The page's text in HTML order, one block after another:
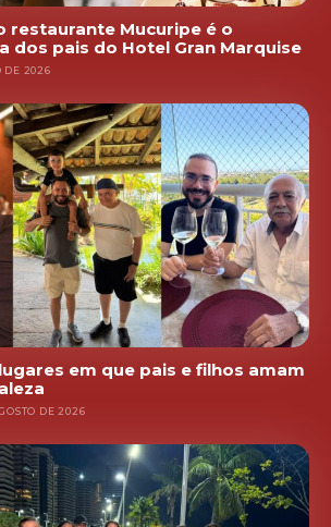
restaurante Mucuripe é o
dos pais do Hotel Gran Marquise
DE 2026
em que pais e filhos amam
DE 2026